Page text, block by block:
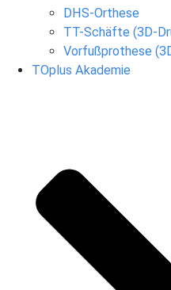
DHS-Orthese
TT-Schäfte (3D-
Vorfußprothese
TOplus Akademie